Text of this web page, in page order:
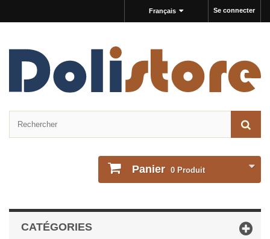
Se connecter
Français
Panier 0 Produit
CATÉGORIES